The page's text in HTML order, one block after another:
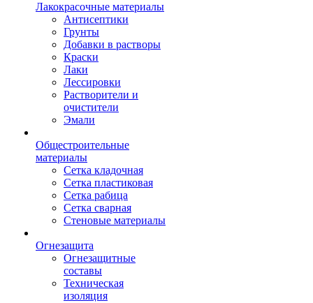
Лакокрасочные материалы
Антисептики
Грунты
Добавки в растворы
Краски
Лаки
Лессировки
Растворители и
очистители
Эмали
Общестроительные
материалы
Сетка кладочная
Сетка пластиковая
Сетка рабица
Сетка сварная
Стеновые материалы
Огнезащита
Огнезащитные
составы
Техническая
изоляция